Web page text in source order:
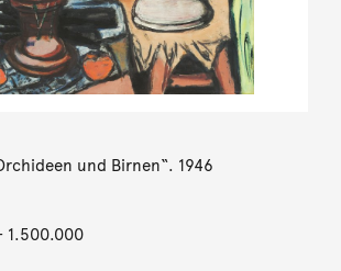
und Birnen“. 1946